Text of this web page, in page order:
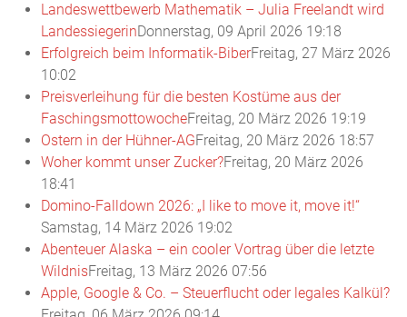
Landeswettbewerb Mathematik – Julia Freelandt wird
LandessiegerinDonnerstag, 09 April 2026 19:18
Erfolgreich beim Informatik-BiberFreitag, 27 März 2026
10:02
Preisverleihung für die besten Kostüme aus der
FaschingsmottowocheFreitag, 20 März 2026 19:19
Ostern in der Hühner-AGFreitag, 20 März 2026 18:57
Woher kommt unser Zucker?Freitag, 20 März 2026
18:41
Domino-Falldown 2026: „I like to move it, move it!“
Samstag, 14 März 2026 19:02
Abenteuer Alaska – ein cooler Vortrag über die letzte
WildnisFreitag, 13 März 2026 07:56
Apple, Google & Co. – Steuerflucht oder legales Kalkül?